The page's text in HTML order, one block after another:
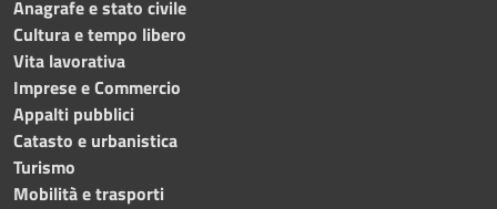
Anagrafe e stato civile
Cultura e tempo libero
Vita lavorativa
Imprese e Commercio
Appalti pubblici
Catasto e urbanistica
Turismo
Mobilità e trasporti